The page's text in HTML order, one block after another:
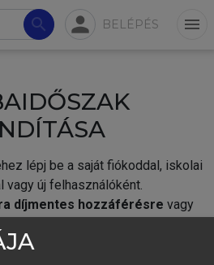
search person BELÉPÉS menu
lépj be a saját fiókoddal, iskolai
vagy új felhasználóként.
díjmentes hozzáférésre vagy